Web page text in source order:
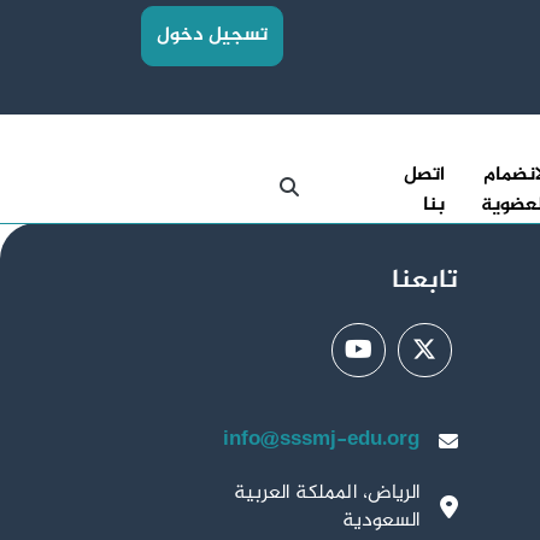
تسجيل دخول
اتصل
بنا
تابعنا
info@sssmj-edu.org
الرياض، المملكة العربية
السعودية